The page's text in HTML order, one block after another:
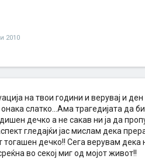
2010
на твои години и верувај и
слатко...Ама трагедијата да
дечко а не сакав ни ја да
гледајќи јас мислам дека
тогашен дечко!! Сега верувам
во секој миг од мојот живот!!